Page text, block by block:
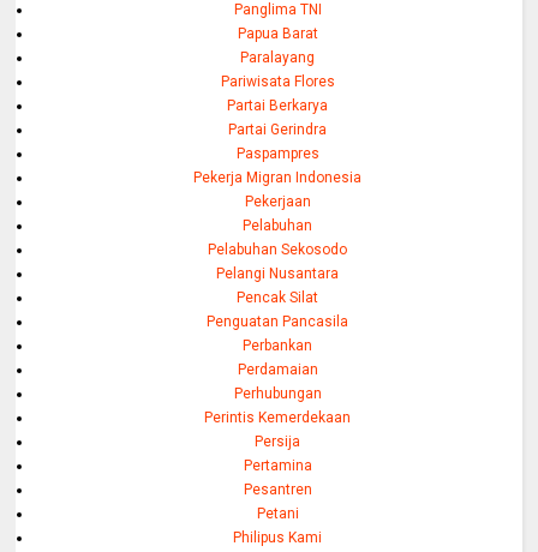
Panglima TNI
Papua Barat
Paralayang
Pariwisata Flores
Partai Berkarya
Partai Gerindra
Paspampres
Pekerja Migran Indonesia
Pekerjaan
Pelabuhan
Pelabuhan Sekosodo
Pelangi Nusantara
Pencak Silat
Penguatan Pancasila
Perbankan
Perdamaian
Perhubungan
Perintis Kemerdekaan
Persija
Pertamina
Pesantren
Petani
Philipus Kami